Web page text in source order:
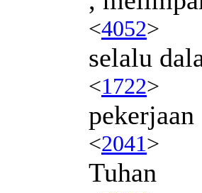
<4052>
selalu
<1722>
pekerjaan
<2041>
Tuhan